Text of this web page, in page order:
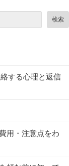
検索
する心理と返信
用・注意点をわ